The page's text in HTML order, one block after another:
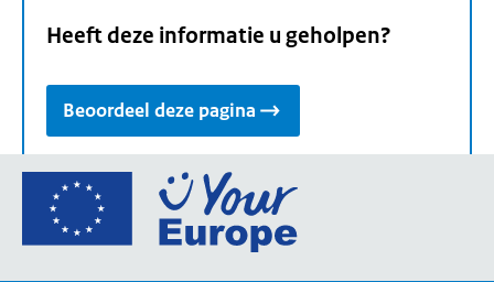
Heeft deze informatie u geholpen?
Beoordeel deze pagina
Ga
de